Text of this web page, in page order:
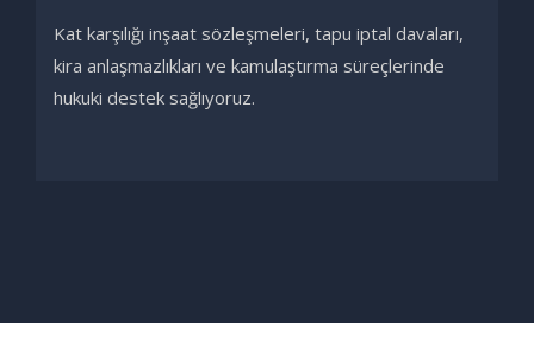
Kat karşılığı inşaat sözleşmeleri, tapu iptal davaları,
kira anlaşmazlıkları ve kamulaştırma süreçlerinde
hukuki destek sağlıyoruz.